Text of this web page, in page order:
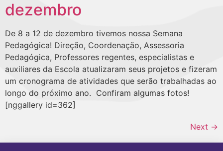
dezembro
De 8 a 12 de dezembro tivemos nossa Semana
Pedagógica! Direção, Coordenação, Assessoria
Pedagógica, Professores regentes, especialistas e
auxiliares da Escola atualizaram seus projetos e fizeram
um cronograma de atividades que serão trabalhadas ao
longo do próximo ano. Confiram algumas fotos!
[nggallery id=362]
Next →